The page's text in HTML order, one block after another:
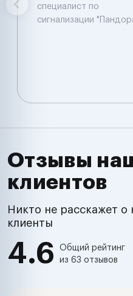
специалист по
сигнализации
Отзывы
клиентов
Никто не расскажет
клиенты
4.6
Общий рейтинг
из 63 отзывов